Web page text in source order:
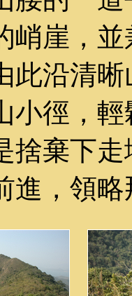
峭崖，
此沿清
小徑，
捨棄下
進，領